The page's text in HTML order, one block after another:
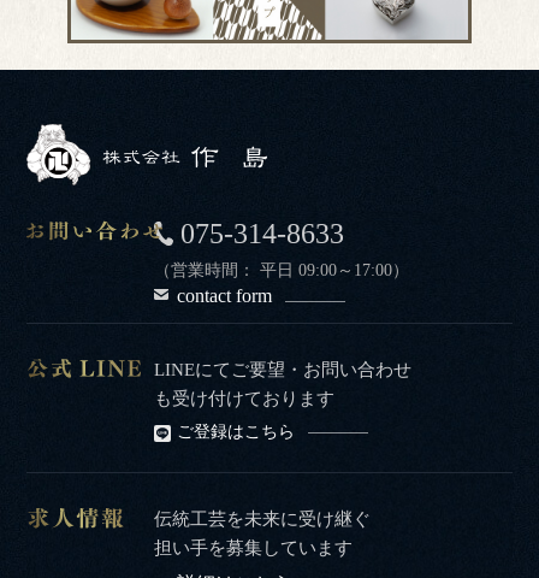
075-314-8633
（営業時間： 平日 09:00～17:00）
contact form
LINEにてご要望・お問い合わせ
も受け付けております
ご登録はこちら
伝統工芸を未来に受け継ぐ
担い手を募集しています